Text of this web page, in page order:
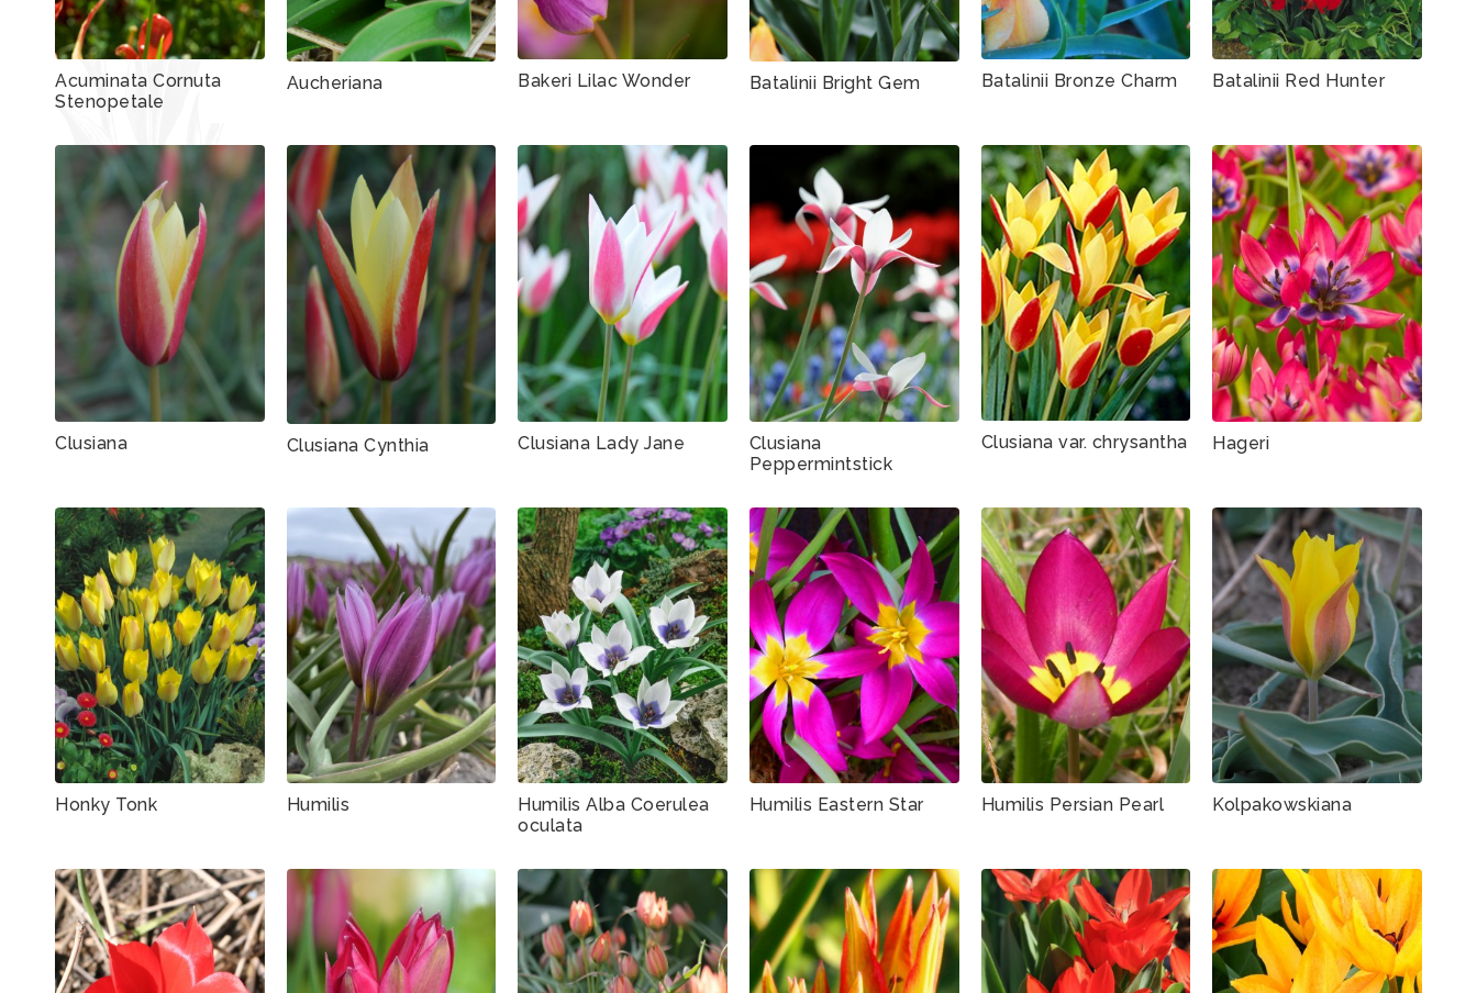
Acuminata Cornuta
Stenopetale
Aucheriana Bakeri Lilac Wonder Batalinii Bright Gem Batalinii Bronze Charm Batalinii Red Hunter
Clusiana Clusiana Cynthia Clusiana Lady Jane
Clusiana
Peppermintstick
Clusiana var. chrysantha Hageri
Honky Tonk Humilis
Humilis Alba Coerulea
oculata
Humilis Eastern Star Humilis Persian Pearl Kolpakowskiana